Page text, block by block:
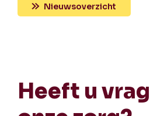
Nieuwsoverzicht
Heeft u